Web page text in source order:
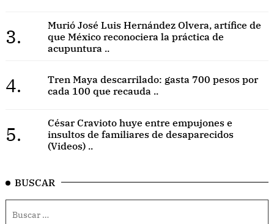
3.
Murió José Luis Hernández Olvera, artífice de
que México reconociera la práctica de
acupuntura ..
4.
Tren Maya descarrilado: gasta 700 pesos por
cada 100 que recauda ..
5.
César Cravioto huye entre empujones e
insultos de familiares de desaparecidos
(Videos) ..
BUSCAR